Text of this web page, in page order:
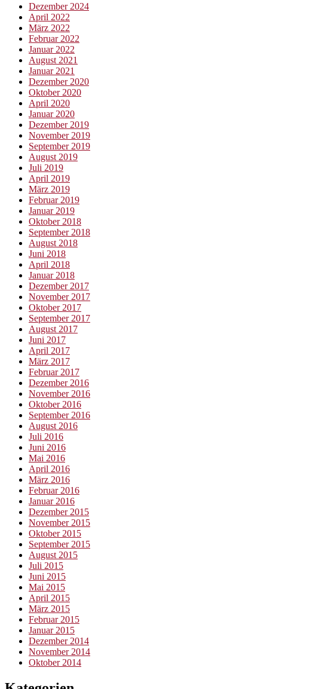
Dezember 2024
April 2022
März 2022
Februar 2022
Januar 2022
August 2021
Januar 2021
Dezember 2020
Oktober 2020
April 2020
Januar 2020
Dezember 2019
November 2019
September 2019
August 2019
Juli 2019
April 2019
März 2019
Februar 2019
Januar 2019
Oktober 2018
September 2018
August 2018
Juni 2018
April 2018
Januar 2018
Dezember 2017
November 2017
Oktober 2017
September 2017
August 2017
Juni 2017
April 2017
März 2017
Februar 2017
Dezember 2016
November 2016
Oktober 2016
September 2016
August 2016
Juli 2016
Juni 2016
Mai 2016
April 2016
März 2016
Februar 2016
Januar 2016
Dezember 2015
November 2015
Oktober 2015
September 2015
August 2015
Juli 2015
Juni 2015
Mai 2015
April 2015
März 2015
Februar 2015
Januar 2015
Dezember 2014
November 2014
Oktober 2014